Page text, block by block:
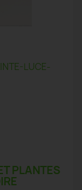
LUCE-
PLANTES